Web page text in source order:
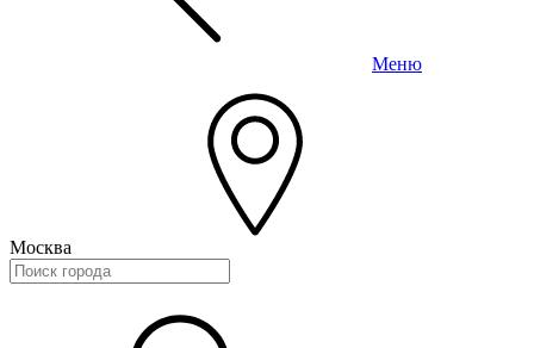
Меню
Москва